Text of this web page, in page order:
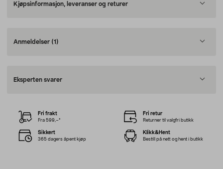
Kjøpsinformasjon, leveranser og returer
Anmeldelser (1)
Eksperten svarer
Fri frakt
Fra 599,–*
Fri retur
Returner til valgfri butikk
Sikkert
365 dagers åpent kjøp
Klikk&Hent
Bestill på nett og hent i butikk